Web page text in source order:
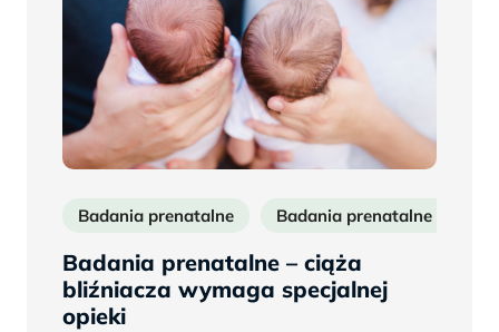
Badania prenatalne Badania prenatalne w
Badania prenatalne – ciąża
bliźniacza wymaga specjalnej
opieki